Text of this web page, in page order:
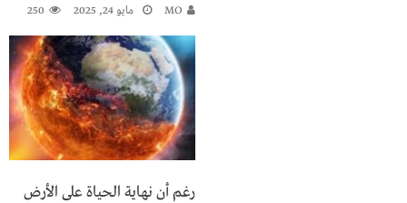
MO مايو 24, 2025 250
رغم أن نهاية الحياة على الأرض